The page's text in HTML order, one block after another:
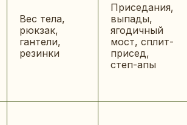
Вес тела,
рюкзак,
гантели,
резинки
Приседания,
выпады,
ягодичный
мост, сплит-
присед,
степ-апы